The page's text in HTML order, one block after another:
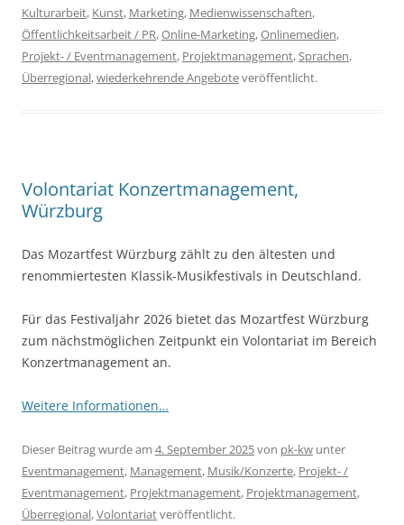
Kulturarbeit, Kunst, Marketing, Medienwissenschaften,
Öffentlichkeitsarbeit / PR,Online-Marketing,Onlinemedien,
Projekt- / Eventmanagement, Projektmanagement,Sprachen,
Überregional,wiederkehrende Angeboteveröffentlicht.
Volontariat Konzertmanagement,
Würzburg
Das Mozartfest Würzburg zählt zu den ältesten und
renommiertesten Klassik-Musikfestivals in Deutschland.
Für das Festivaljahr 2026 bietet das Mozartfest Würzburg
zum nächstmöglichen Zeitpunkt ein Volontariat im Bereich
Konzertmanagement an.
Weitere Informationen…
Dieser Beitrag wurde am 4. September 2025von pk-kw unter
Eventmanagement, Management, Musik/Konzerte, Projekt- /
Eventmanagement, Projektmanagement, Projektmanagement,
Überregional,Volontariatveröffentlicht.